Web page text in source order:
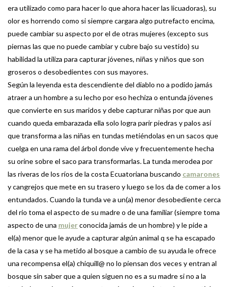
era utilizado como para hacer lo que ahora hacer las licuadoras), su
olor es horrendo como si siempre cargara algo putrefacto encima,
puede cambiar su aspecto por el de otras mujeres (excepto sus
piernas las que no puede cambiar y cubre bajo su vestido) su
habilidad la utiliza para capturar jóvenes, niñas y niños que son
groseros o desobedientes con sus mayores.
Según la leyenda esta descendiente del diablo no a podido jamás
atraer a un hombre a su lecho por eso hechiza o entunda jóvenes
que convierte en sus maridos y debe capturar niñas por que aun
cuando queda embarazada ella solo logra parir piedras y palos así
que transforma a las niñas en tundas metiéndolas en un sacos que
cuelga en una rama del árbol donde vive y frecuentemente hecha
su orine sobre el saco para transformarlas. La tunda merodea por
las riveras de los ríos de la costa Ecuatoriana buscando camarones
y cangrejos que mete en su trasero y luego se los da de comer a los
entundados. Cuando la tunda ve a un(a) menor desobediente cerca
del rio toma el aspecto de su madre o de una familiar (siempre toma
aspecto de una mujerconocida jamás de un hombre) y le pide a
el(a) menor que le ayude a capturar algún animal q se ha escapado
de la casa y se ha metido al bosque a cambio de su ayuda le ofrece
una recompensa el(a) chiquill@ no lo piensan dos veces y entran al
bosque sin saber que a quien siguen no es a su madre si no a la